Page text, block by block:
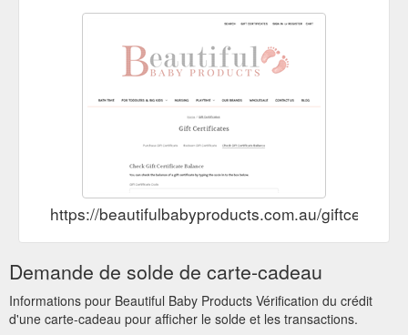
https://beautifulbabyproducts.com.au/
Demande de solde de carte-cadeau
Informations pour Beautiful Baby Products Vérification du crédit
d'une carte-cadeau pour afficher le solde et les transactions.